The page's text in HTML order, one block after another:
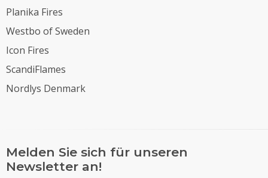
Planika Fires
Westbo of Sweden
Icon Fires
ScandiFlames
Nordlys Denmark
Melden Sie sich für unseren
Newsletter an!